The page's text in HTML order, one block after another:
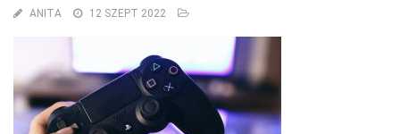
ANITA 12 SZEPT 2022